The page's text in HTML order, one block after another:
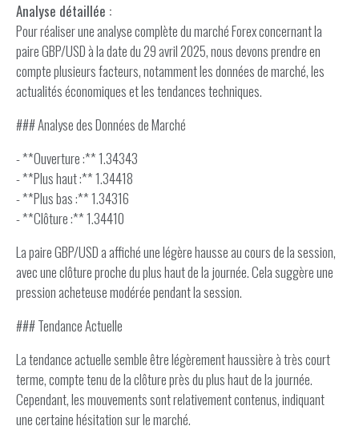
Analyse détaillée :
Pour réaliser une analyse complète du marché Forex concernant la
paire GBP/USD à la date du 29 avril 2025, nous devons prendre en
compte plusieurs facteurs, notamment les données de marché, les
actualités économiques et les tendances techniques.
### Analyse des Données de Marché
- **Ouverture :** 1.34343
- **Plus haut :** 1.34418
- **Plus bas :** 1.34316
- **Clôture :** 1.34410
La paire GBP/USD a affiché une légère hausse au cours de la session,
avec une clôture proche du plus haut de la journée. Cela suggère une
pression acheteuse modérée pendant la session.
### Tendance Actuelle
La tendance actuelle semble être légèrement haussière à très court
terme, compte tenu de la clôture près du plus haut de la journée.
Cependant, les mouvements sont relativement contenus, indiquant
une certaine hésitation sur le marché.